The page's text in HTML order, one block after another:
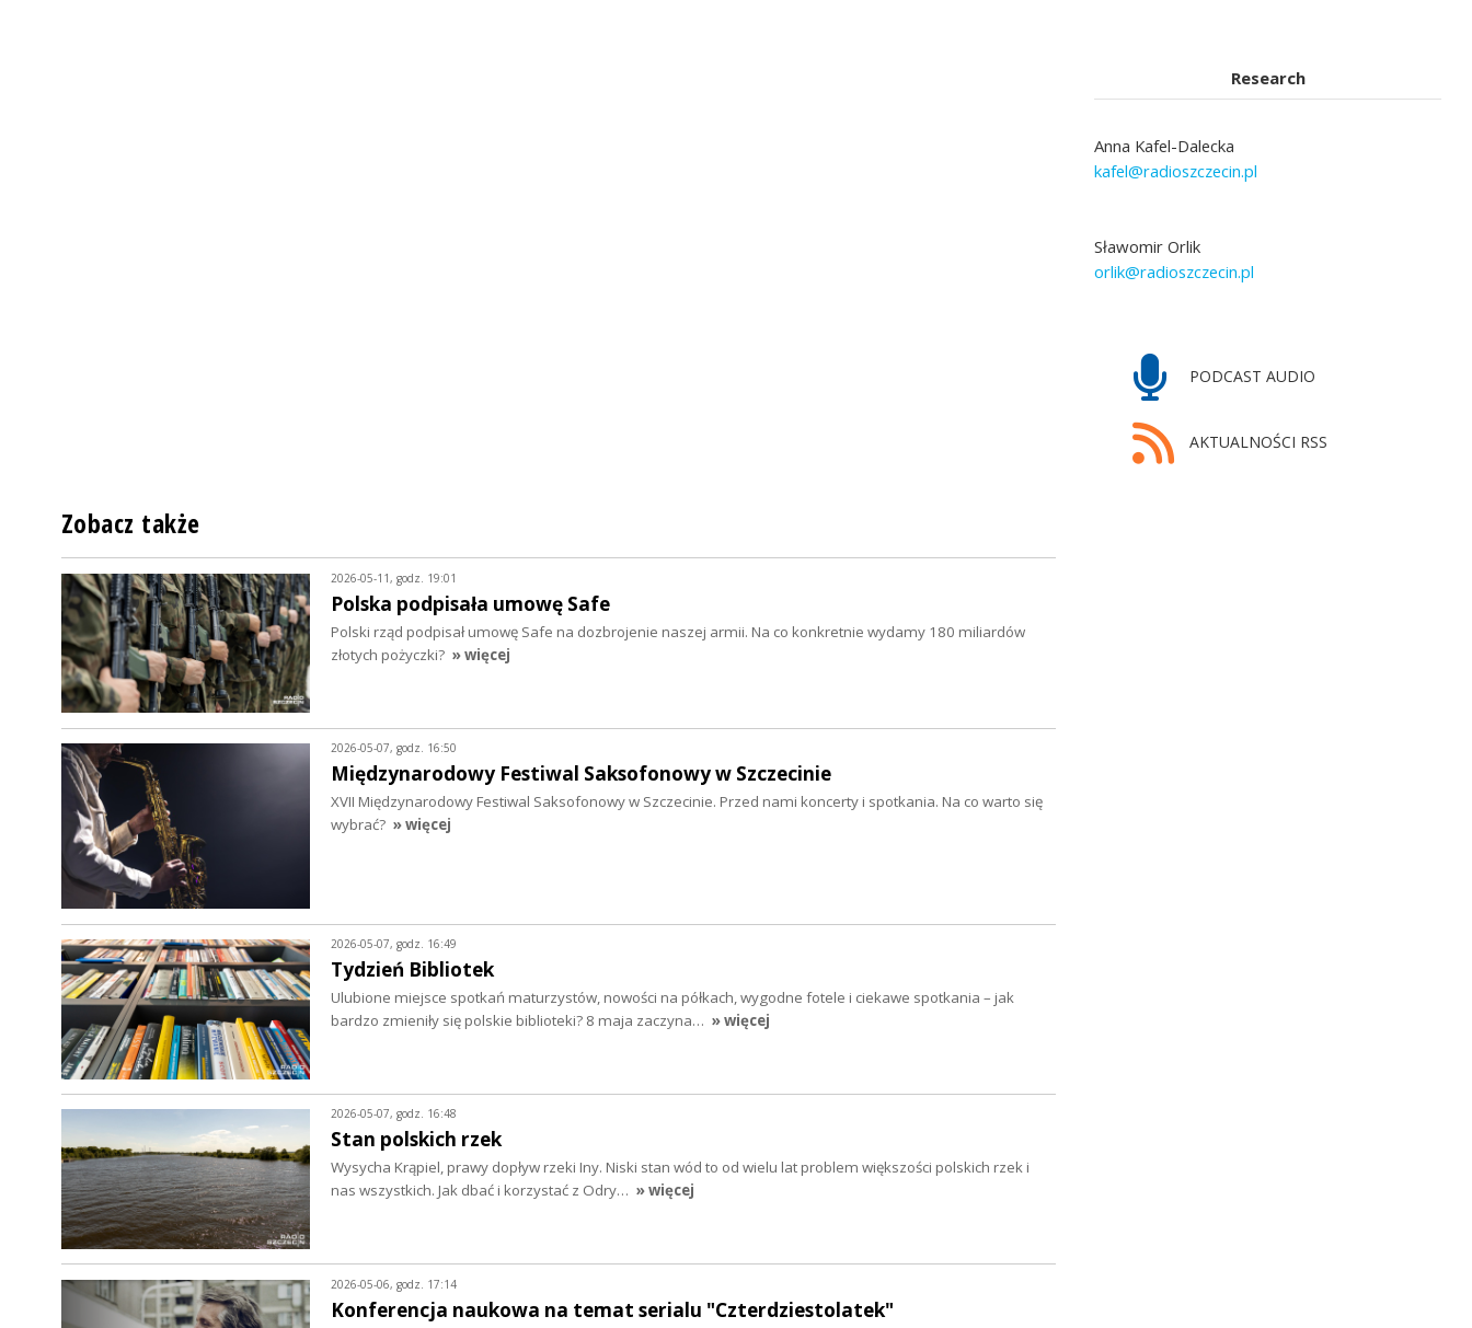
Research
Anna Kafel-Dalecka
kafel@radioszczecin.pl
Sławomir Orlik
orlik@radioszczecin.pl
PODCAST AUDIO
AKTUALNOŚCI RSS
Zobacz także
2026-05-11, godz. 19:01
Polska podpisała umowę Safe
Polski rząd podpisał umowę Safe na dozbrojenie naszej armii. Na co konkretnie wydamy 180 miliardów
złotych pożyczki? » więcej
2026-05-07, godz. 16:50
Międzynarodowy Festiwal Saksofonowy w Szczecinie
XVII Międzynarodowy Festiwal Saksofonowy w Szczecinie. Przed nami koncerty i spotkania. Na co warto się
wybrać? » więcej
2026-05-07, godz. 16:49
Tydzień Bibliotek
Ulubione miejsce spotkań maturzystów, nowości na półkach, wygodne fotele i ciekawe spotkania – jak
bardzo zmieniły się polskie biblioteki? 8 maja zaczyna… » więcej
2026-05-07, godz. 16:48
Stan polskich rzek
Wysycha Krąpiel, prawy dopływ rzeki Iny. Niski stan wód to od wielu lat problem większości polskich rzek i
nas wszystkich. Jak dbać i korzystać z Odry… » więcej
2026-05-06, godz. 17:14
Konferencja naukowa na temat serialu "Czterdziestolatek"